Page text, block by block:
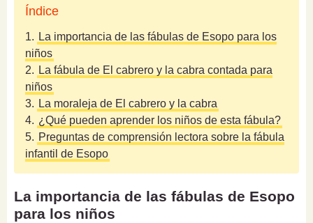
Índice
1. La importancia de las fábulas de Esopo para los
niños
2. La fábula de El cabrero y la cabra contada para
niños
3. La moraleja de El cabrero y la cabra
4. ¿Qué pueden aprender los niños de esta fábula?
5. Preguntas de comprensión lectora sobre la fábula
infantil de Esopo
La importancia de las fábulas de Esopo
para los niños